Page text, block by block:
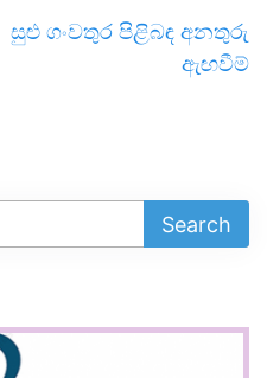
සුළු ගංවතුර පිළිබඳ අනතුරු
ඇඟවීම්